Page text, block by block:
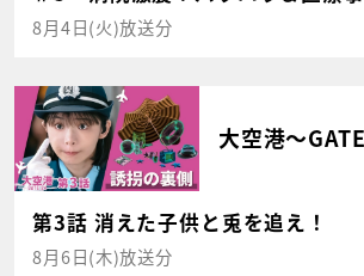
8月4日(火)放送分
大空港～
第3話 消えた子供と兎を追え！
8月6日(木)放送分